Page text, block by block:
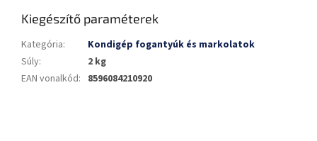
Kiegészítő paraméterek
Kategória:
Kondigép fogantyúk és markolatok
Súly:
2 kg
EAN vonalkód: 8596084210920